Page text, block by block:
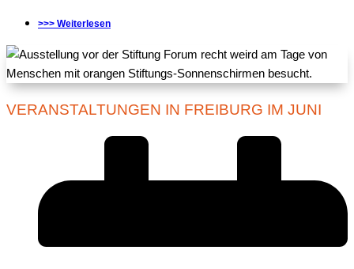
>>> Weiterlesen
VERANSTALTUNGEN IN FREIBURG IM JUNI